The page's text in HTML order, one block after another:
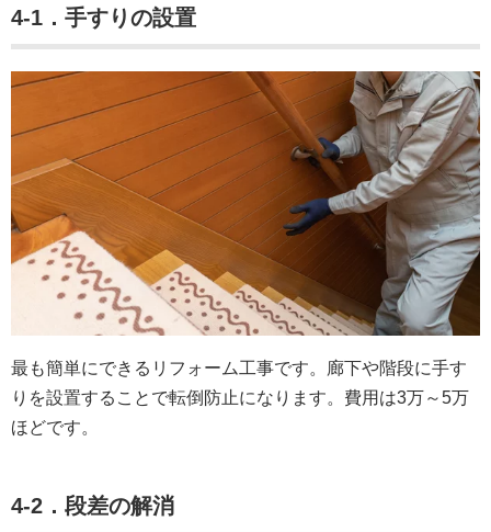
4-1．手すりの設置
最も簡単にできるリフォーム工事です。廊下や階段に手す
りを設置することで転倒防止になります。費用は3万～5万
ほどです。
4-2．段差の解消